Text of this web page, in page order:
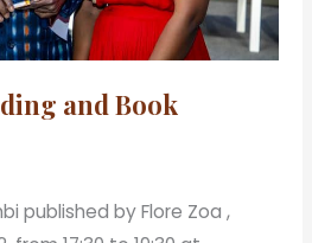
and Book
published by Flore Zoa ,